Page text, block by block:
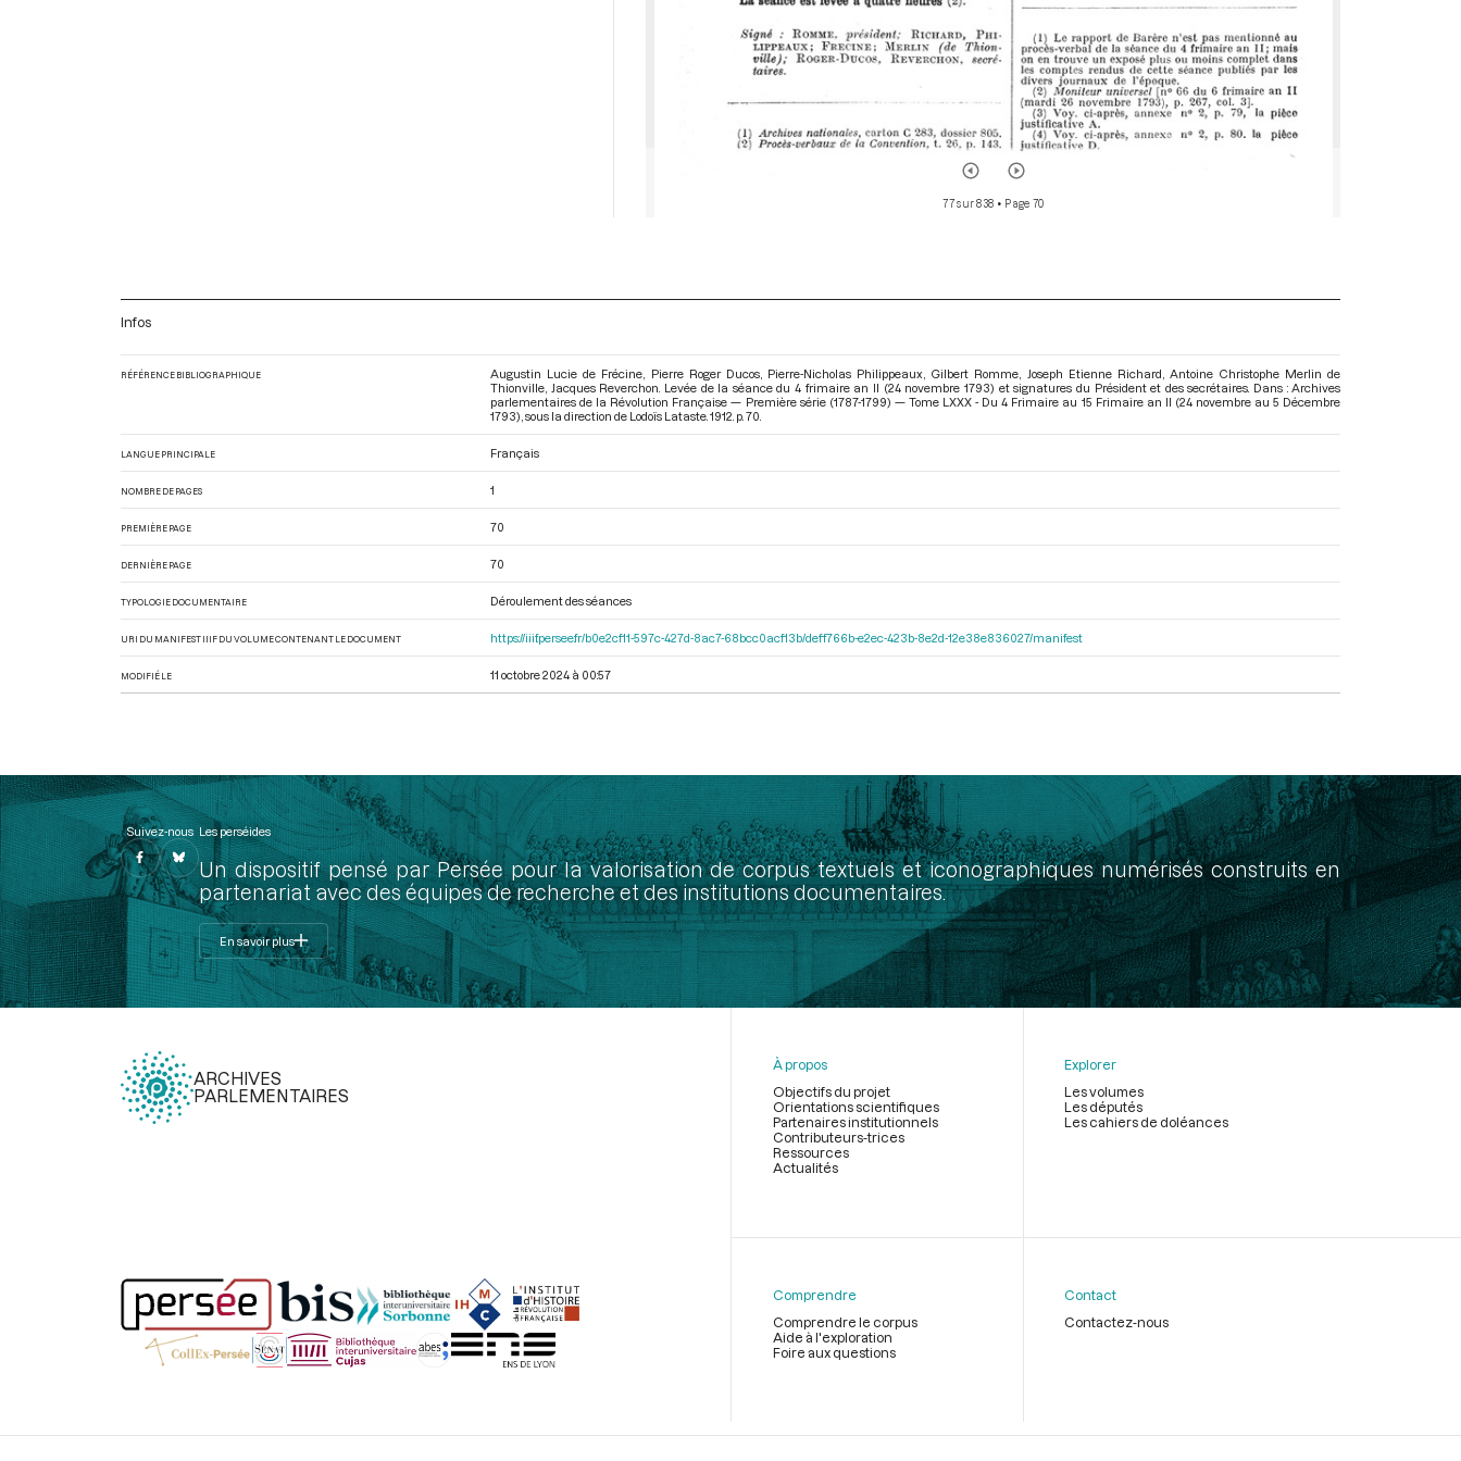
77 sur 838 • Page 70
Infos
RÉFÉRENCE BIBLIOGRAPHIQUE
Augustin Lucie de Frécine, Pierre Roger Ducos, Pierre-Nicholas Philippeaux, Gilbert Romme, Joseph Etienne Richard, Antoine Christophe Merlin de
Thionville, Jacques Reverchon. Levée de la séance du 4 frimaire an II (24 novembre 1793) et signatures du Président et des secrétaires. Dans : Archives
parlementaires de la Révolution Française — Première série (1787-1799) — Tome LXXX - Du 4 Frimaire au 15 Frimaire an II (24 novembre au 5 Décembre
1793) , sous la direction de Lodoïs Lataste. 1912. p. 70.
LANGUE PRINCIPALE Français
NOMBRE DE PAGES 1
PREMIÈRE PAGE 70
DERNIÈRE PAGE 70
TYPOLOGIE DOCUMENTAIRE Déroulement des séances
URI DU MANIFEST IIIF DU VOLUME CONTENANT LE DOCUMENT https://iiif.persee.fr/b0e2cf11-597c-427d-8ac7-68bcc0acf13b/deff766b-e2ec-423b-8e2d-12e38e836027/manifest
MODIFIÉ LE 11 octobre 2024 à 00:57
Suivez-nous Les perséides
Un dispositif pensé par Persée pour la valorisation de corpus textuels et iconographiques numérisés construits en
partenariat avec des équipes de recherche et des institutions documentaires.
En savoir plus
ARCHIVES
PARLEMENTAIRES
page
À propos
Objectifs du projet
Orientations scientifiques
Partenaires institutionnels
Contributeurs-trices
Ressources
Actualités
Explorer
Les volumes
Les députés
Les cahiers de doléances
Comprendre
Comprendre le corpus
Aide à l'exploration
Foire aux questions
Contact
Contactez-nous
Légal